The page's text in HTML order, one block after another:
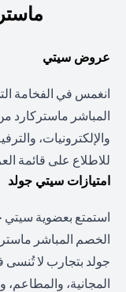
عروض سيتي
انغمس في الفخامة
المباشر ماستركارد
والإلكترونيات،
للاطلاع على قائمة
امتيازات سيتي جولد
استمتع بعضوية سيتي
الخصم المباشر
جولد بتجارب لا تُنسى
المجانية،